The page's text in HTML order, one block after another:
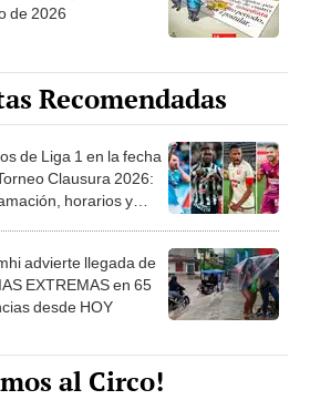
de 2026
Recomendadas
de Liga 1 en la fecha
Clausura 2026:
horarios y
advierte llegada de
EXTREMAS en 65
desde HOY
al Circo!